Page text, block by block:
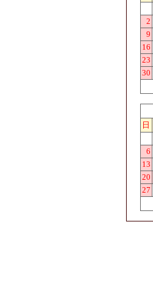
2
9
16
23
30
日
6
13
20
27